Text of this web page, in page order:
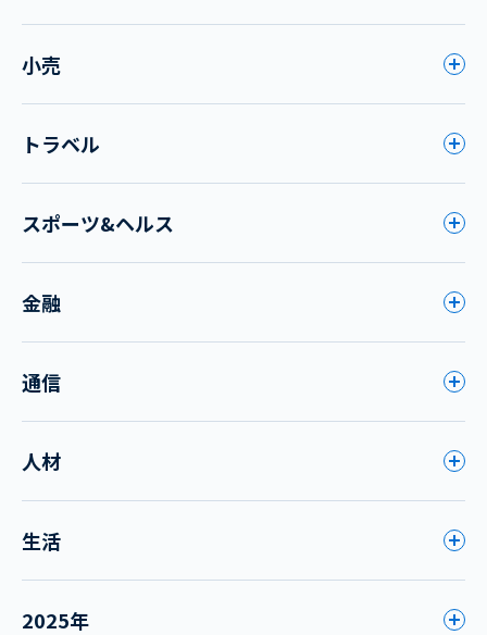
小売
トラベル
スポーツ&ヘルス
金融
通信
人材
生活
2025年